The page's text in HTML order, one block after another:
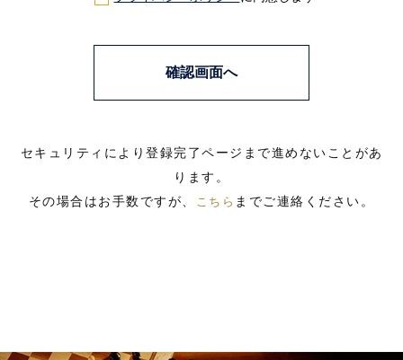
セキュリティにより登録完了ページまで進めないことがあ
ります。
その場合はお手数ですが、
こちら までご連絡ください。